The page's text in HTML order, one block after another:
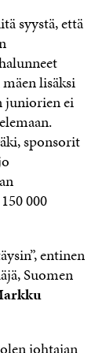
syystä, että
lisäksi
juniorien ei
sponsorit
000
entinen
Suomen
johtajan